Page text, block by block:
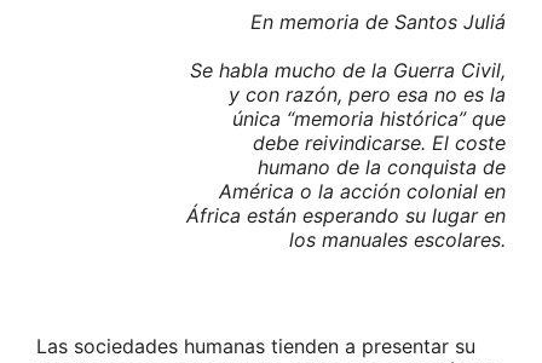
En memoria de Santos Juliá
Se habla mucho de la Guerra Civil,
y con razón, pero esa no es la
única “memoria histórica” que
debe reivindicarse. El coste
humano de la conquista de
América o la acción colonial en
África están esperando su lugar en
los manuales escolares.
Las sociedades humanas tienden a presentar su